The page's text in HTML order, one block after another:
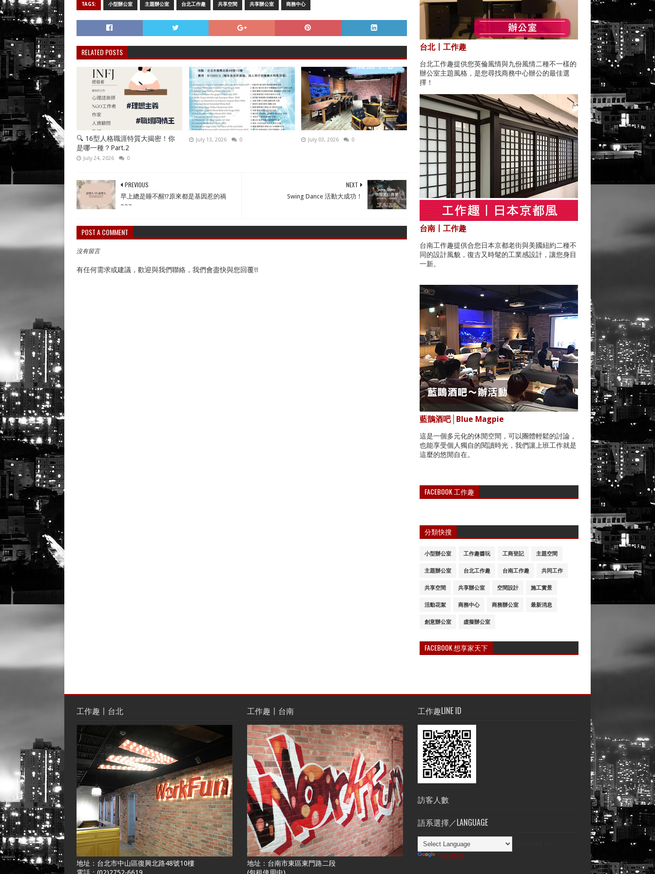
TAGS: 小型辦公室 主題辦公室 台北工作趣 共享空間 共享辦公室 商務中心
RELATED POSTS
🔍 16型人格職涯特質大揭密！你
是哪一種？Part.2
July 24, 2026 0
July 13, 2026 0 July 03, 2026 0
NEXT
Swing Dance 活動大成功！
PREVIOUS
早上總是睡不醒!?原來都是基因惹的禍
~~~
POST A COMMENT
沒有留言
有任何需求或建議，歡迎與我們聯絡，我們會盡快與您回覆!!
台北〡工作趣
台北工作趣提供您英倫風情與九份風情二種不一樣的
辦公室主題風格，是您尋找商務中心辦公的最佳選
擇！
台南〡工作趣
台南工作趣提供合您日本京都老街與美國紐約二種不
同的設計風貌，復古又時髦的工業感設計，讓您身目
一新。
藍鵲酒吧│Blue Magpie
這是一個多元化的休閒空間，可以團體輕鬆的討論，
也能享受個人獨自的閱讀時光，我們讓上班工作就是
這麼的悠閒自在。
FACEBOOK 工作趣
分類快搜
小型辦公室 工作趣醬玩 工商登記 主題空間
主題辦公室 台北工作趣 台南工作趣 共同工作
共享空間 共享辦公室 空間設計 施工實景
活動花絮 商務中心 商務辦公室 最新消息
創意辦公室 虛擬辦公室
FACEBOOK 想享家天下
工作趣〡台北
地址：台北市中山區復興北路48號10樓
工作趣〡台南
地址：台南市東區東門路二段
工作趣LINE ID
訪客人數
語系選擇／LANGUAGE
Translate